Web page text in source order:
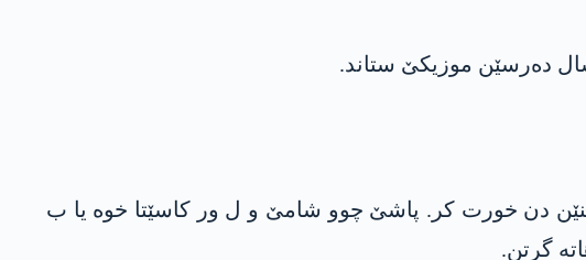
کورد ینێن دن خورت کر. پاشێ چوو شامێ و ل ور کاسێتا خوە یا ب
گرتن.